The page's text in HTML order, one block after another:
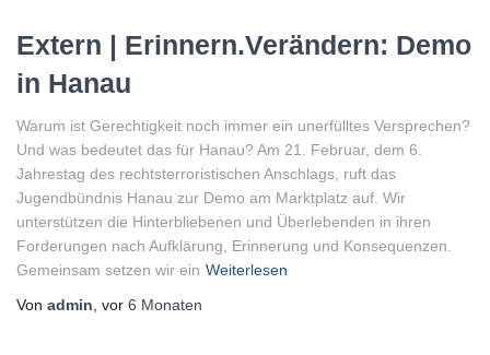
Extern | Erinnern.Verändern: Demo
in Hanau
Warum ist Gerechtigkeit noch immer ein unerfülltes Versprechen?
Und was bedeutet das für Hanau? Am 21. Februar, dem 6.
Jahrestag des rechtsterroristischen Anschlags, ruft das
Jugendbündnis Hanau zur Demo am Marktplatz auf. Wir
unterstützen die Hinterbliebenen und Überlebenden in ihren
Forderungen nach Aufklärung, Erinnerung und Konsequenzen.
Gemeinsam setzen wir ein Weiterlesen
Von admin , vor 6 Monaten